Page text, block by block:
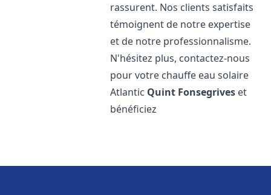
rassurent. Nos clients satisfaits
témoignent de notre expertise
et de notre professionnalisme.
N'hésitez plus, contactez-nous
pour votre chauffe eau solaire
Atlantic Quint Fonsegrives et
bénéficiez